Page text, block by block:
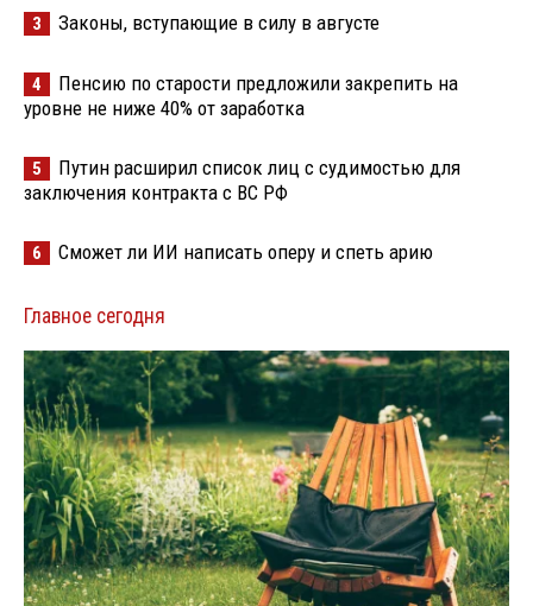
3 Законы, вступающие в силу в августе
4
Пенсию по старости предложили закрепить на
уровне не ниже 40% от заработка
5
Путин расширил список лиц с судимостью для
заключения контракта с ВС РФ
6 Сможет ли ИИ написать оперу и спеть арию
Главное сегодня